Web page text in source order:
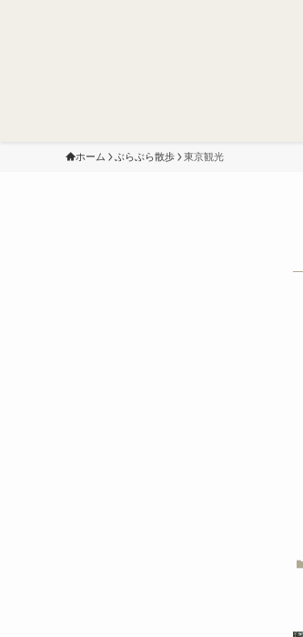
ホーム ぶらぶら散歩 東京観光